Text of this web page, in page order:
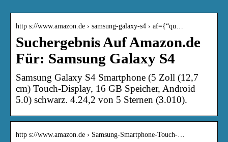
http s://www.amazon.de › samsung-galaxy-s4 › af={“qu…
Suchergebnis Auf Amazon.de
Für: Samsung Galaxy S4
Samsung Galaxy S4 Smartphone (5 Zoll (12,7
cm) Touch-Display, 16 GB Speicher, Android
5.0) schwarz. 4.24,2 von 5 Sternen (3.010).
http s://www.amazon.de › Samsung-Smartphone-Touch-…